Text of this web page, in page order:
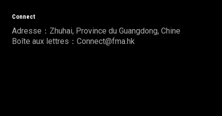
Connect
Adresse：Zhuhai, Province du Guangdong, Chine
Boîte aux lettres：Connect@fma.hk